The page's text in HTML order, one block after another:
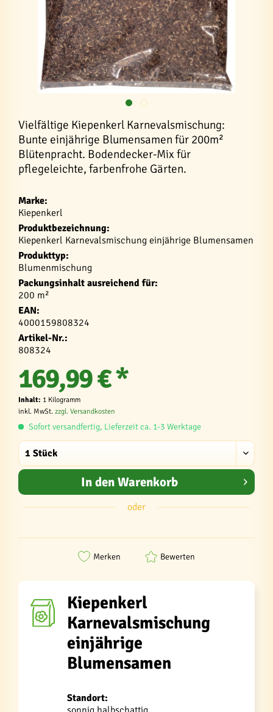
Vielfältige Kiepenkerl Karnevalsmischung:
Bunte einjährige Blumensamen für 200m²
Blütenpracht. Bodendecker-Mix für
pflegeleichte, farbenfrohe Gärten.
Marke:
Kiepenkerl
Produktbezeichnung:
Kiepenkerl Karnevalsmischung einjährige Blumensamen
Produkttyp:
Blumenmischung
Packungsinhalt ausreichend für:
200 m²
EAN:
4000159808324
Artikel-Nr.:
808324
169,99 € *
Inhalt: 1 Kilogramm
inkl. MwSt. zzgl. Versandkosten
Sofort versandfertig, Lieferzeit ca. 1-3 Werktage
In den Warenkorb
oder
Merken Bewerten
Kiepenkerl
Karnevalsmischung
einjährige
Blumensamen
Standort: